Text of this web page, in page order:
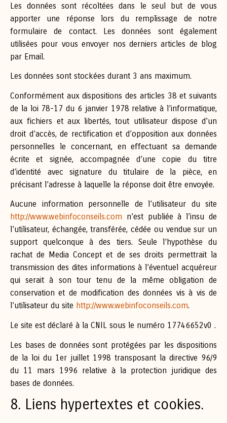
Les données sont récoltées dans le seul but de vous
apporter une réponse lors du remplissage de notre
formulaire de contact. Les données sont également
utilisées pour vous envoyer nos derniers articles de blog
par Email.
Les données sont stockées durant 3 ans maximum.
Conformément aux dispositions des articles 38 et suivants
de la loi 78-17 du 6 janvier 1978 relative à l’informatique,
aux fichiers et aux libertés, tout utilisateur dispose d’un
droit d’accès, de rectification et d’opposition aux données
personnelles le concernant, en effectuant sa demande
écrite et signée, accompagnée d’une copie du titre
d’identité avec signature du titulaire de la pièce, en
précisant l’adresse à laquelle la réponse doit être envoyée.
Aucune information personnelle de l’utilisateur du site
http://www.webinfoconseils.com n’est publiée à l’insu de
l’utilisateur, échangée, transférée, cédée ou vendue sur un
support quelconque à des tiers. Seule l’hypothèse du
rachat de Media Concept et de ses droits permettrait la
transmission des dites informations à l’éventuel acquéreur
qui serait à son tour tenu de la même obligation de
conservation et de modification des données vis à vis de
l’utilisateur du site http://www.webinfoconseils.com.
Le site est déclaré à la CNIL sous le numéro 17746652v0 .
Les bases de données sont protégées par les dispositions
de la loi du 1er juillet 1998 transposant la directive 96/9
du 11 mars 1996 relative à la protection juridique des
bases de données.
8. Liens hypertextes et cookies.